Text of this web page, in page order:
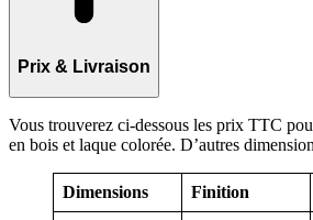
Prix & Livraison
Vous trouverez ci-dessous les prix TTC
en bois et laque colorée. D’autres
Dimensions Finition